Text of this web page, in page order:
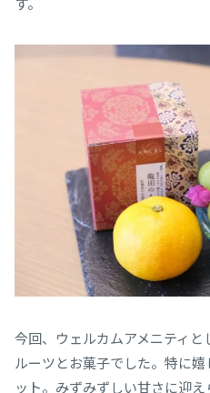
今回、ウェルカムアメニティ
ルーツとお菓子でした。特に
ット。みずみずしい甘さに迎